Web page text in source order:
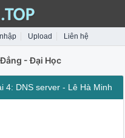
Upload Liên hệ
- Đại Học
4: DNS server - Lê Hà Minh